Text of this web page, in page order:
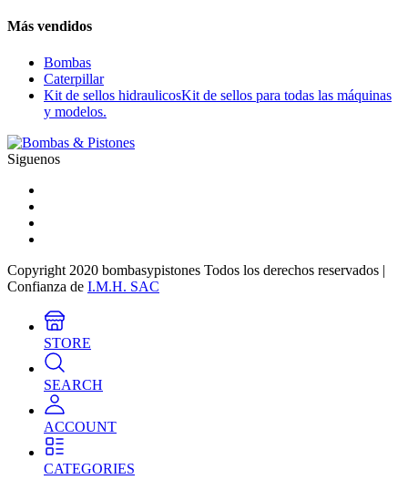
Más vendidos
Bombas
Caterpillar
Kit de sellos hidraulicosKit de sellos para todas las máquinas
y modelos.
Siguenos
Copyright 2020 bombasypistones Todos los derechos reservados |
Confianza de I.M.H. SAC
STORE
SEARCH
ACCOUNT
CATEGORIES